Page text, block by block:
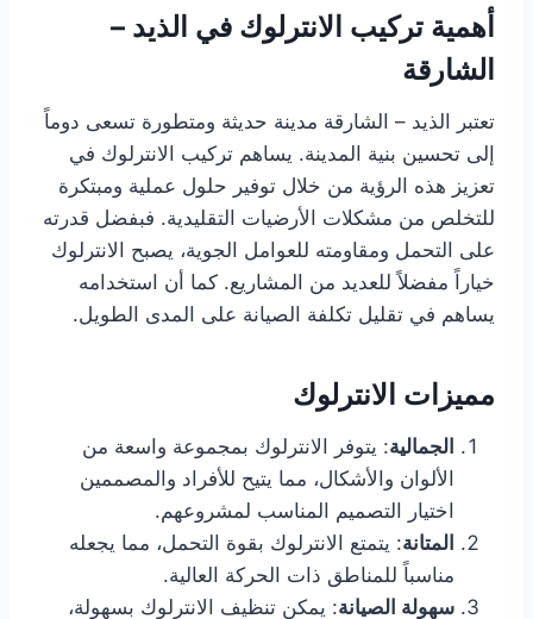
أهمية تركيب الانترلوك في الذيد –
الشارقة
تعتبر الذيد – الشارقة مدينة حديثة ومتطورة تسعى دوماً
إلى تحسين بنية المدينة. يساهم تركيب الانترلوك في
تعزيز هذه الرؤية من خلال توفير حلول عملية ومبتكرة
للتخلص من مشكلات الأرضيات التقليدية. فبفضل قدرته
على التحمل ومقاومته للعوامل الجوية، يصبح الانترلوك
خياراً مفضلاً للعديد من المشاريع. كما أن استخدامه
يساهم في تقليل تكلفة الصيانة على المدى الطويل.
مميزات الانترلوك
الجمالية: يتوفر الانترلوك بمجموعة واسعة من
الألوان والأشكال، مما يتيح للأفراد والمصممين
اختيار التصميم المناسب لمشروعهم.
المتانة: يتمتع الانترلوك بقوة التحمل، مما يجعله
مناسباً للمناطق ذات الحركة العالية.
سهولة الصيانة: يمكن تنظيف الانترلوك بسهولة،